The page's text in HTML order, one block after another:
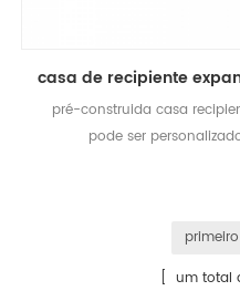
pré-construida casa
pode ser
primeiro
[ um total